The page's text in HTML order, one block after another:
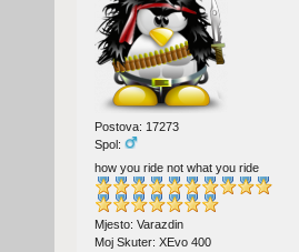
Postova: 17273
Spol:
how you ride not what you ride
Mjesto: Varazdin
Moj Skuter: XEvo 400